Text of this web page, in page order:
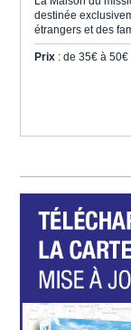
destinée
étrangers et des
Prix : de 35€ à 50€